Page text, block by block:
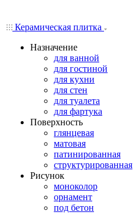
Керамическая плитка
Назначение
для ванной
для гостиной
для кухни
для стен
для туалета
для фартука
Поверхность
глянцевая
матовая
патинированная
структурированная
Рисунок
моноколор
орнамент
под бетон